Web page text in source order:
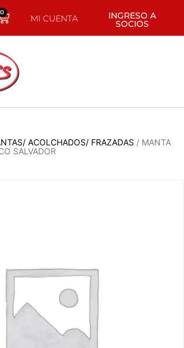
0
MI CUENTA INGRESO A
SOCIOS
ACOLCHADOS/ FRAZADAS / MANTA
SALVADOR